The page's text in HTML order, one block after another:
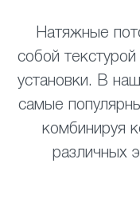
Натяжные
собой
установки. В
самые
комбинируя
различных